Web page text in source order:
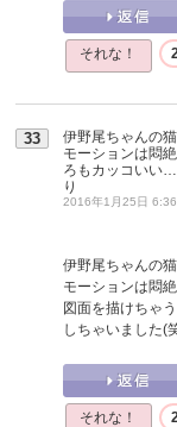
それな！
33
伊野尾ちゃんの
モーションは悶
ろもカッコいい
り
2016年1月25日
伊野尾ちゃんの
モーションは悶
図面を描けちゃ
しちゃいました(
それな！